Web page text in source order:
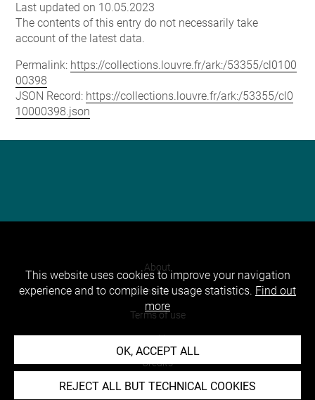
Last updated on 10.05.2023
The contents of this entry do not necessarily take
account of the latest data.
Permalink: https://collections.louvre.fr/ark:/53355/cl0100
00398
JSON Record: https://collections.louvre.fr/ark:/53355/cl0
10000398.json
About
Contact Us
Terms of use
Cookies
Credits
Accessibility : non compliant
This website uses cookies to improve your navigation
experience and to compile site usage statistics. Find out
more
OK, ACCEPT ALL
REJECT ALL BUT TECHNICAL COOKIES